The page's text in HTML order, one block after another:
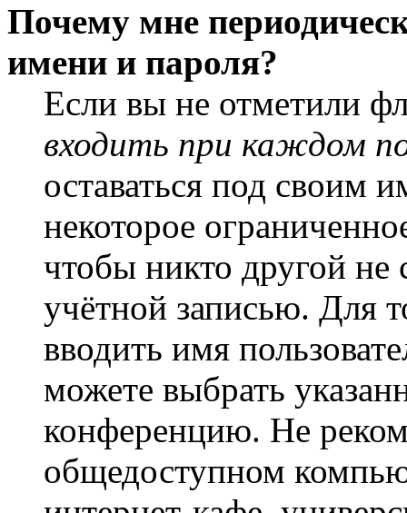
Почему мне
имени и пароля?
Если вы не отметили
входить при каждом
оставаться под своим
некоторое
чтобы никто другой не
учётной записью. Для
вводить имя
можете выбрать
конференцию. Не
общедоступном